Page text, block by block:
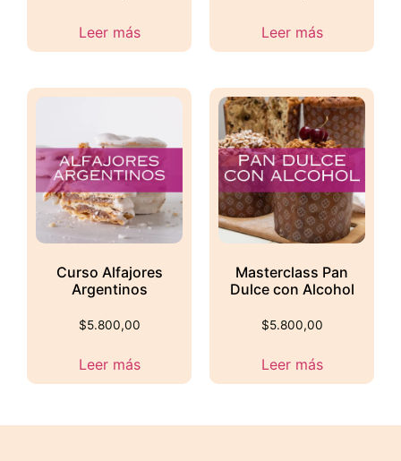
Leer más Leer más
Curso Alfajores
Argentinos
$5.800,00
Leer más
Masterclass Pan
Dulce con Alcohol
$5.800,00
Leer más